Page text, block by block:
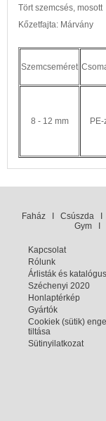
Tört szemcsés, mosott
Kőzetfajta: Márvány
Szemcseméret
8 - 12 mm
FaházI CsúszdaI
GymI
Kapcsolat
Rólunk
Árlisták és
Széchenyi 2020
Honlaptérkép
Gyártók
Cookiek (sütik)
tiltása
Sütinyilatkozat